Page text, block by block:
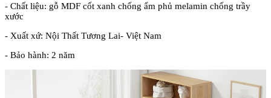
- Chất liệu: gỗ MDF cốt xanh chống ẩm phủ melamin chống trầy
xước
- Xuất xứ: Nội Thất Tương Lai- Việt Nam
- Bảo hành: 2 năm